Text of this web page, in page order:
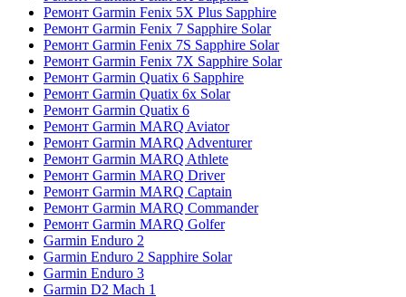
Ремонт Garmin Fenix 5X Plus Sapphire
Ремонт Garmin Fenix 7 Sapphire Solar
Ремонт Garmin Fenix 7S Sapphire Solar
Ремонт Garmin Fenix 7X Sapphire Solar
Ремонт Garmin Quatix 6 Sapphire
Ремонт Garmin Quatix 6x Solar
Ремонт Garmin Quatix 6
Ремонт Garmin MARQ Aviator
Ремонт Garmin MARQ Adventurer
Ремонт Garmin MARQ Athlete
Ремонт Garmin MARQ Driver
Ремонт Garmin MARQ Captain
Ремонт Garmin MARQ Commander
Ремонт Garmin MARQ Golfer
Garmin Enduro 2
Garmin Enduro 2 Sapphire Solar
Garmin Enduro 3
Garmin D2 Mach 1